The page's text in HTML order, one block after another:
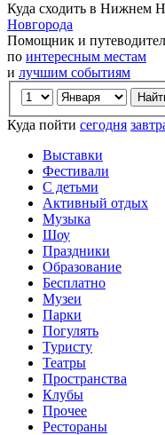
Куда сходить в Нижнем
Новгорода
Помощник и
по интересным местам
и лучшим событиям
Куда пойти сегодня
Выставки
Фестивали
С детьми
Активный отдых
Музыка
Шоу
Праздники
Образование
Бесплатно
Музеи
Парки
Погулять
Туристу
Театры
Пространства
Клубы
Прочее
Рестораны